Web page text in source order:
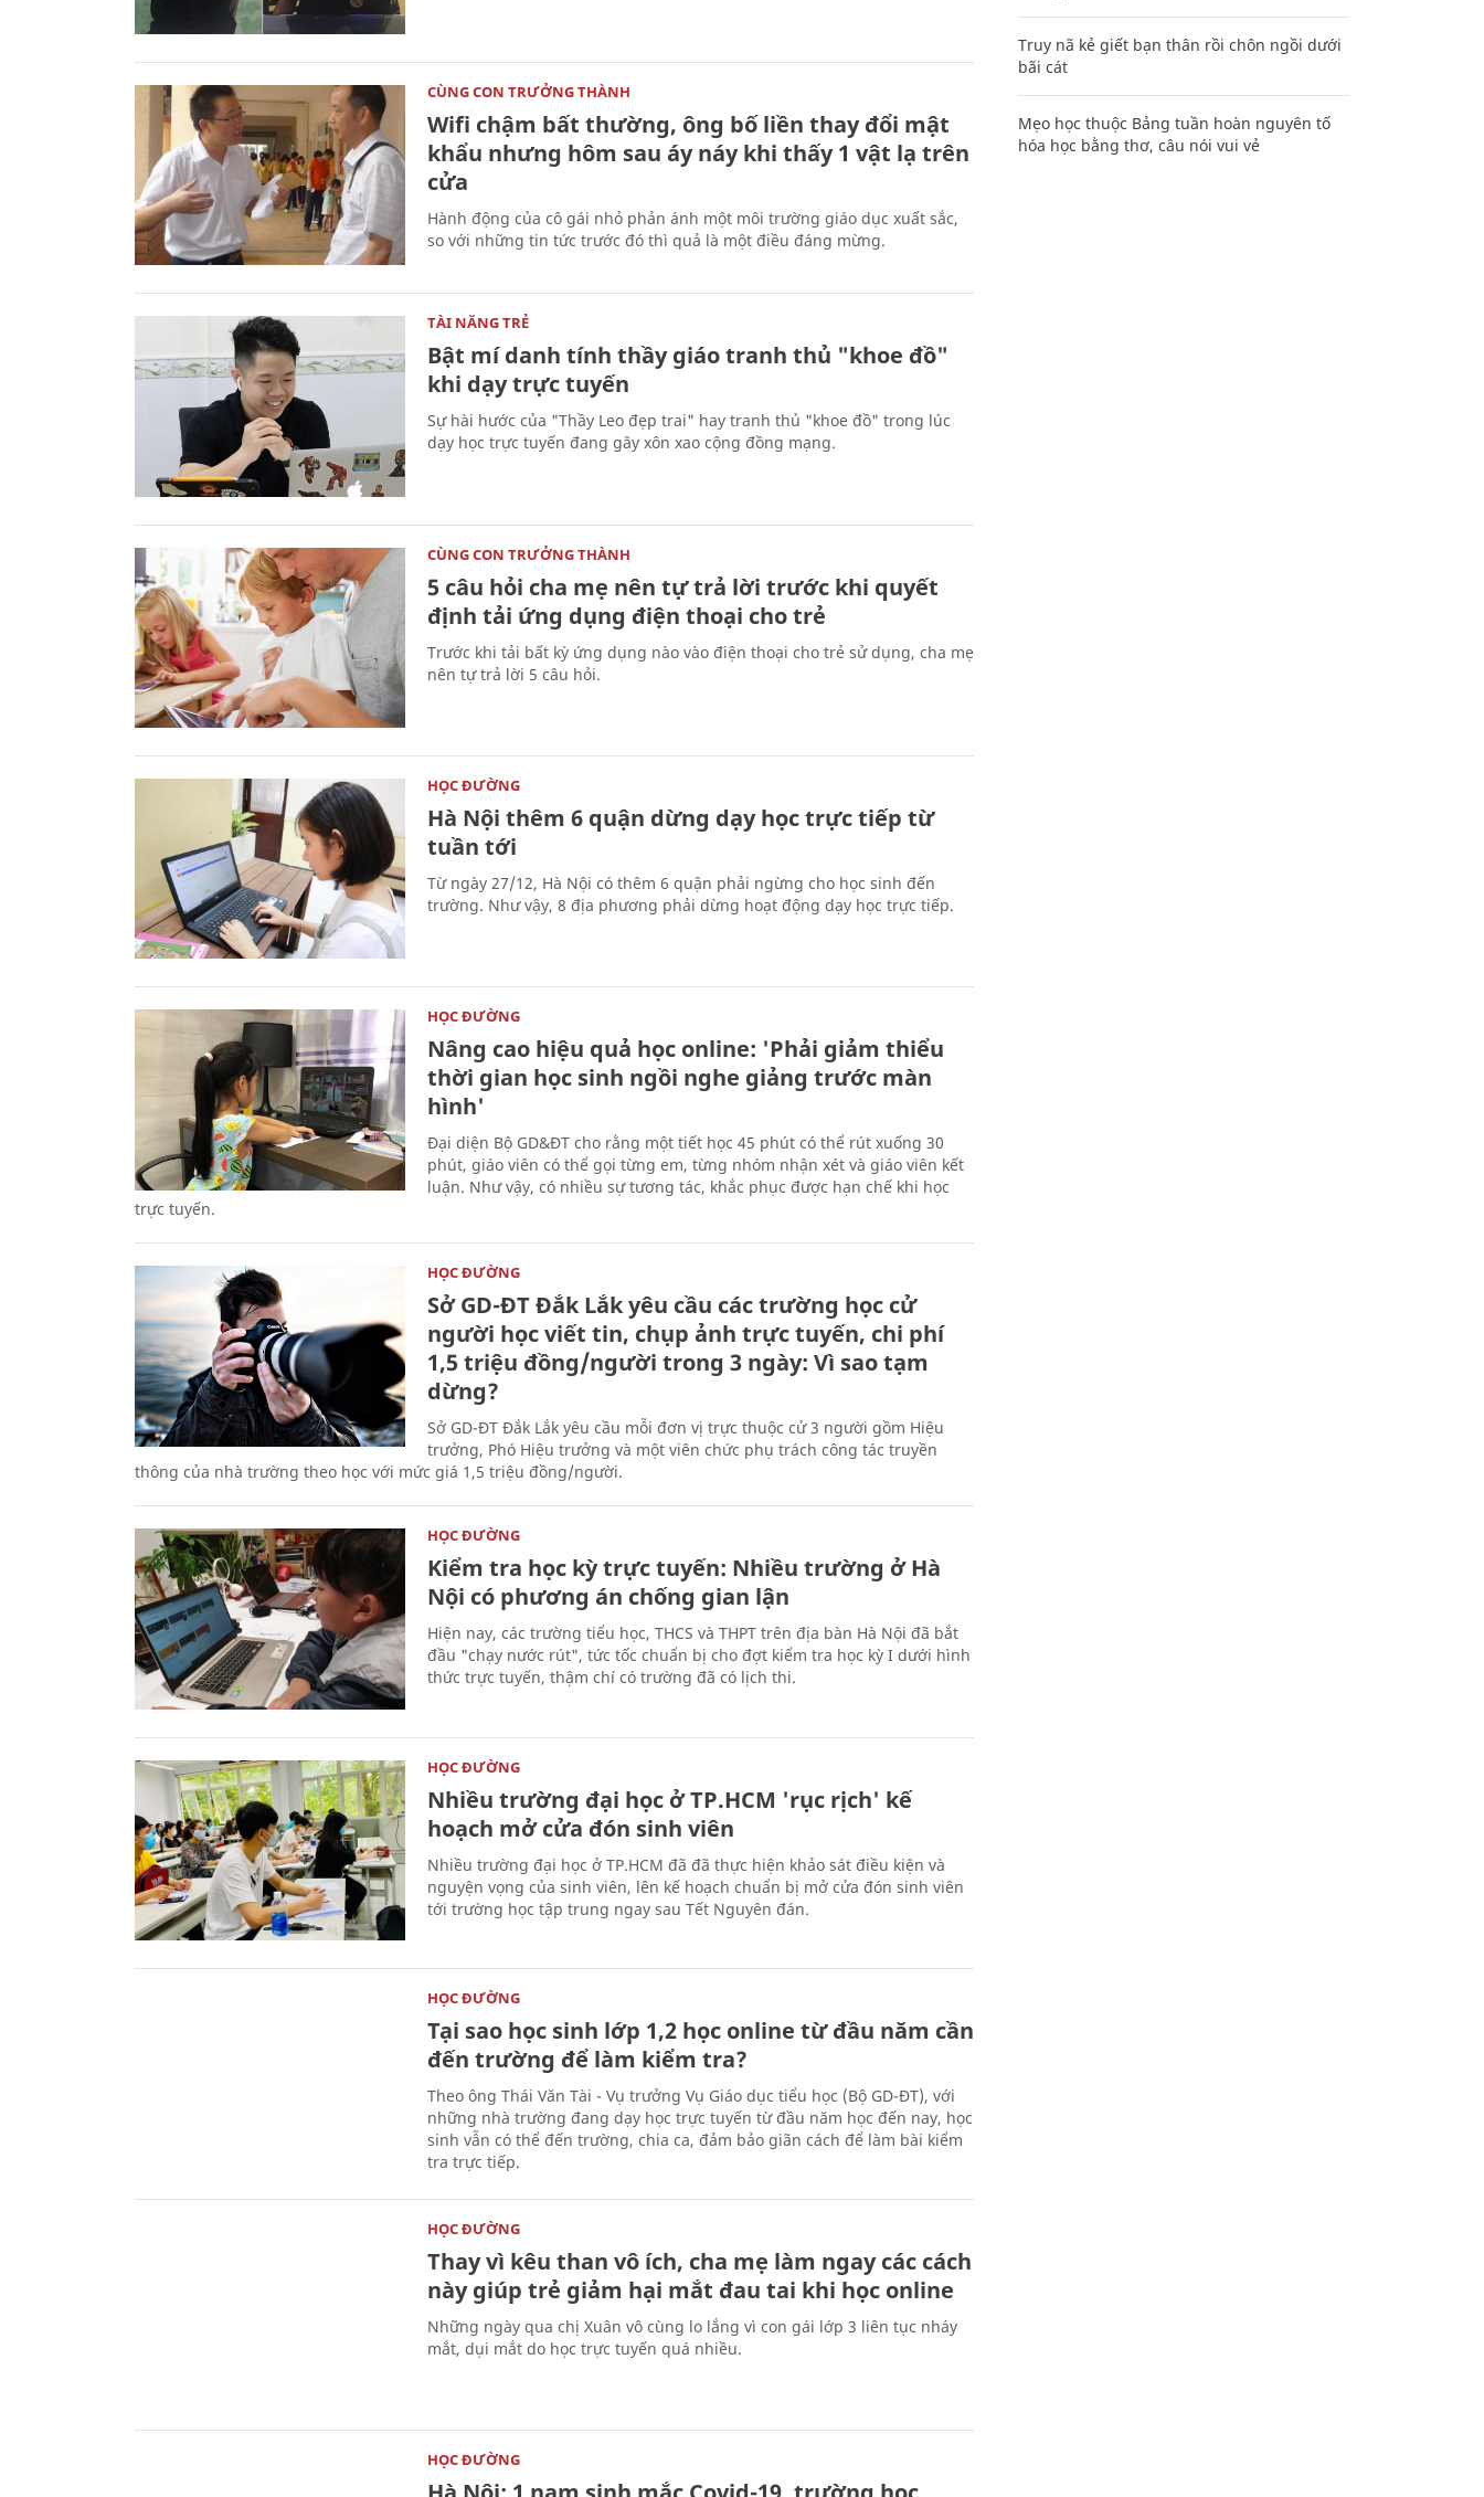
CÙNG CON TRƯỞNG THÀNH
Wifi chậm bất thường, ông bố liền thay đổi mật
khẩu nhưng hôm sau áy náy khi thấy 1 vật lạ trên
cửa
Hành động của cô gái nhỏ phản ánh một môi trường giáo dục xuất sắc,
so với những tin tức trước đó thì quả là một điều đáng mừng.
TÀI NĂNG TRẺ
Bật mí danh tính thầy giáo tranh thủ "khoe đồ"
khi dạy trực tuyến
Sự hài hước của "Thầy Leo đẹp trai" hay tranh thủ "khoe đồ" trong lúc
dạy học trực tuyến đang gây xôn xao cộng đồng mạng.
CÙNG CON TRƯỞNG THÀNH
5 câu hỏi cha mẹ nên tự trả lời trước khi quyết
định tải ứng dụng điện thoại cho trẻ
Trước khi tải bất kỳ ứng dụng nào vào điện thoại cho trẻ sử dụng, cha mẹ
nên tự trả lời 5 câu hỏi.
HỌC ĐƯỜNG
Hà Nội thêm 6 quận dừng dạy học trực tiếp từ
tuần tới
Từ ngày 27/12, Hà Nội có thêm 6 quận phải ngừng cho học sinh đến
trường. Như vậy, 8 địa phương phải dừng hoạt động dạy học trực tiếp.
HỌC ĐƯỜNG
Nâng cao hiệu quả học online: 'Phải giảm thiểu
thời gian học sinh ngồi nghe giảng trước màn
hình'
Đại diện Bộ GD&ĐT cho rằng một tiết học 45 phút có thể rút xuống 30
phút, giáo viên có thể gọi từng em, từng nhóm nhận xét và giáo viên kết
luận. Như vậy, có nhiều sự tương tác, khắc phục được hạn chế khi học
trực tuyến.
HỌC ĐƯỜNG
Sở GD-ĐT Đắk Lắk yêu cầu các trường học cử
người học viết tin, chụp ảnh trực tuyến, chi phí
1,5 triệu đồng/người trong 3 ngày: Vì sao tạm
dừng?
Sở GD-ĐT Đắk Lắk yêu cầu mỗi đơn vị trực thuộc cử 3 người gồm Hiệu
trưởng, Phó Hiệu trưởng và một viên chức phụ trách công tác truyền
thông của nhà trường theo học với mức giá 1,5 triệu đồng/người.
HỌC ĐƯỜNG
Kiểm tra học kỳ trực tuyến: Nhiều trường ở Hà
Nội có phương án chống gian lận
Hiện nay, các trường tiểu học, THCS và THPT trên địa bàn Hà Nội đã bắt
đầu "chạy nước rút", tức tốc chuẩn bị cho đợt kiểm tra học kỳ I dưới hình
thức trực tuyến, thậm chí có trường đã có lịch thi.
HỌC ĐƯỜNG
Nhiều trường đại học ở TP.HCM 'rục rịch' kế
hoạch mở cửa đón sinh viên
Nhiều trường đại học ở TP.HCM đã đã thực hiện khảo sát điều kiện và
nguyện vọng của sinh viên, lên kế hoạch chuẩn bị mở cửa đón sinh viên
tới trường học tập trung ngay sau Tết Nguyên đán.
HỌC ĐƯỜNG
Tại sao học sinh lớp 1,2 học online từ đầu năm cần
đến trường để làm kiểm tra?
Theo ông Thái Văn Tài - Vụ trưởng Vụ Giáo dục tiểu học (Bộ GD-ĐT), với
những nhà trường đang dạy học trực tuyến từ đầu năm học đến nay, học
sinh vẫn có thể đến trường, chia ca, đảm bảo giãn cách để làm bài kiểm
tra trực tiếp.
HỌC ĐƯỜNG
Thay vì kêu than vô ích, cha mẹ làm ngay các cách
này giúp trẻ giảm hại mắt đau tai khi học online
Những ngày qua chị Xuân vô cùng lo lắng vì con gái lớp 3 liên tục nháy
mắt, dụi mắt do học trực tuyến quá nhiều.
HỌC ĐƯỜNG
Truy nã kẻ giết bạn thân rồi chôn ngồi dưới
bãi cát
Mẹo học thuộc Bảng tuần hoàn nguyên tố
hóa học bằng thơ, câu nói vui vẻ